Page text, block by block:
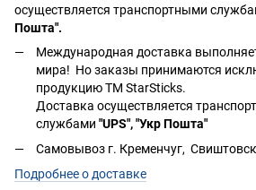
осуществляется транспортными
Пошта".
Международная доставка
мира! Но заказы принимаются
продукцию ТМ StarSticks.
Доставка осуществляется
службами "UPS", "Укр Пошта"
Самовывоз г. Кременчуг,
Подробнее о доставке